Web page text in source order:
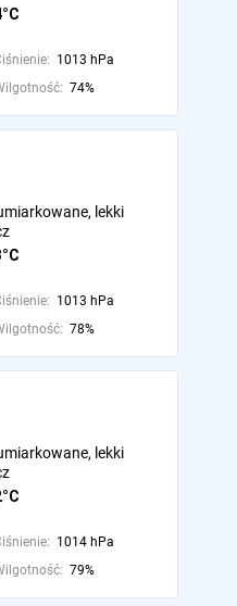
1013 hPa
74%
lekki
1013 hPa
78%
lekki
1014 hPa
79%